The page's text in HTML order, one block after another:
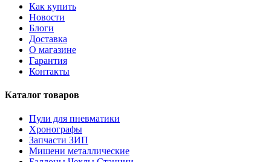
Как купить
Новости
Блоги
Доставка
О магазине
Гарантия
Контакты
Каталог товаров
Пули для пневматики
Хронографы
Запчасти ЗИП
Мишени металлические